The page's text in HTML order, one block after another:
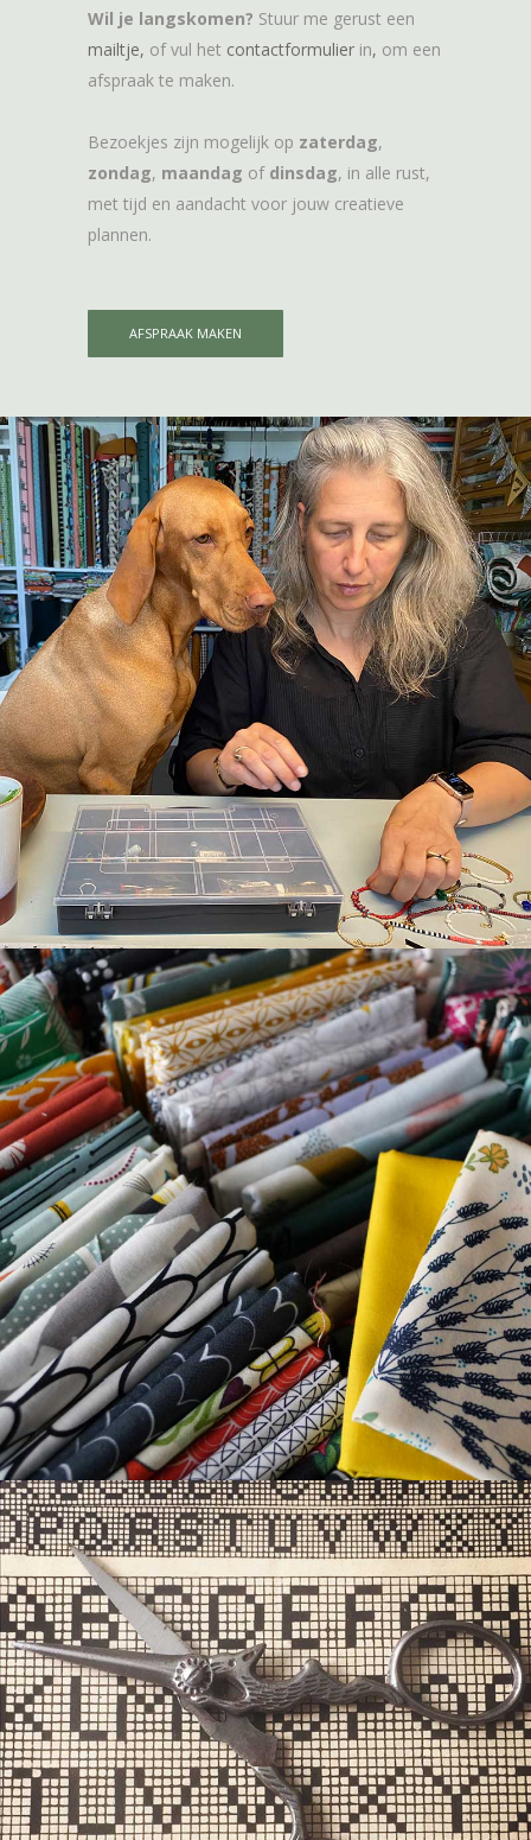
Wil je langskomen? Stuur me gerust een
mailtje, of vul het contactformulier in, om een
afspraak te maken.
Bezoekjes zijn mogelijk op zaterdag,
zondag, maandag of dinsdag, in alle rust,
met tijd en aandacht voor jouw creatieve
plannen.
AFSPRAAK MAKEN